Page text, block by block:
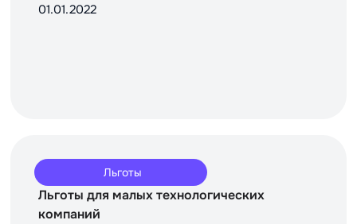
01.01.2022
Льготы
Льготы для малых технологических
компаний